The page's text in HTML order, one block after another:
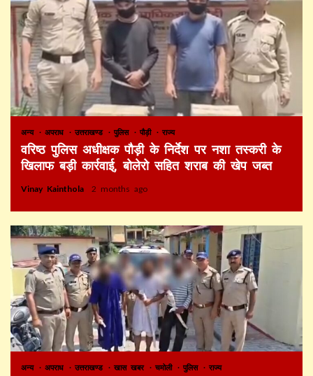
अन्य अपराध उत्तराखण्ड पुलिस पौड़ी राज्य
वरिष्ठ पुलिस अधीक्षक पौड़ी के निर्देश पर नशा तस्करी के
खिलाफ बड़ी कार्रवाई, बोलेरो सहित शराब की खेप जब्त
Vinay Kainthola 2 months ago
अन्य अपराध उत्तराखण्ड खास खबर चमोली पुलिस राज्य